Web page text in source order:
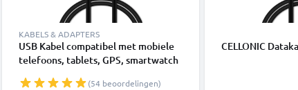
KABELS & ADAPTERS
USB Kabel compatibel met mobiele
telefoons, tablets, GPS, smartwatch
(54 beoordelingen)
CELLONIC